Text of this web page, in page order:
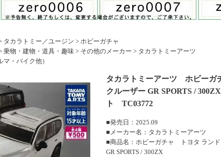
タカラトミー／ユージン > ホビーガチャ
乗物・建物・道具・趣味 > その他のメーカー > タカラトミーアーツ
・バイク他）
タカラトミーアーツ ホビーガ
クルーザー GR SPORTS /
ト TC03772
■発売日：2025.09
■メーカー名：タカラトミーアーツ
■商品名：ホビーガチャ トヨタ ラン
GR SPORTS / 300ZX